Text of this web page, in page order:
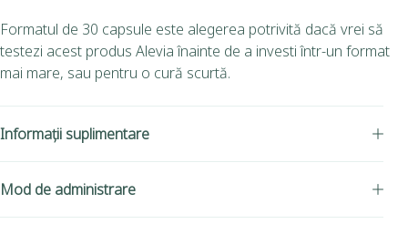
Formatul de 30 capsule este alegerea potrivită dacă vrei să
testezi acest produs Alevia înainte de a investi într-un format
mai mare, sau pentru o cură scurtă.
Informații suplimentare
Mod de administrare